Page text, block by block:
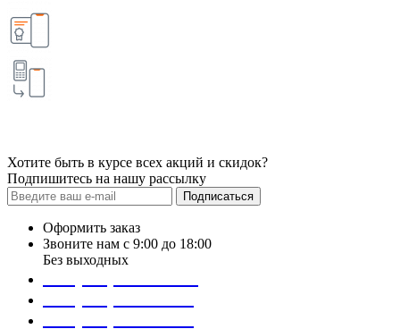
Хотите быть в курсе всех акций и скидок?
Подпишитесь на нашу рассылку
Подписаться
Оформить заказ
Звоните нам с 9:00 до 18:00
Без выходных